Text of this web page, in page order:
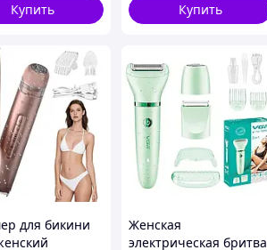
процедур
Купить
Купить
для бикини
Женская
электрическая бритва